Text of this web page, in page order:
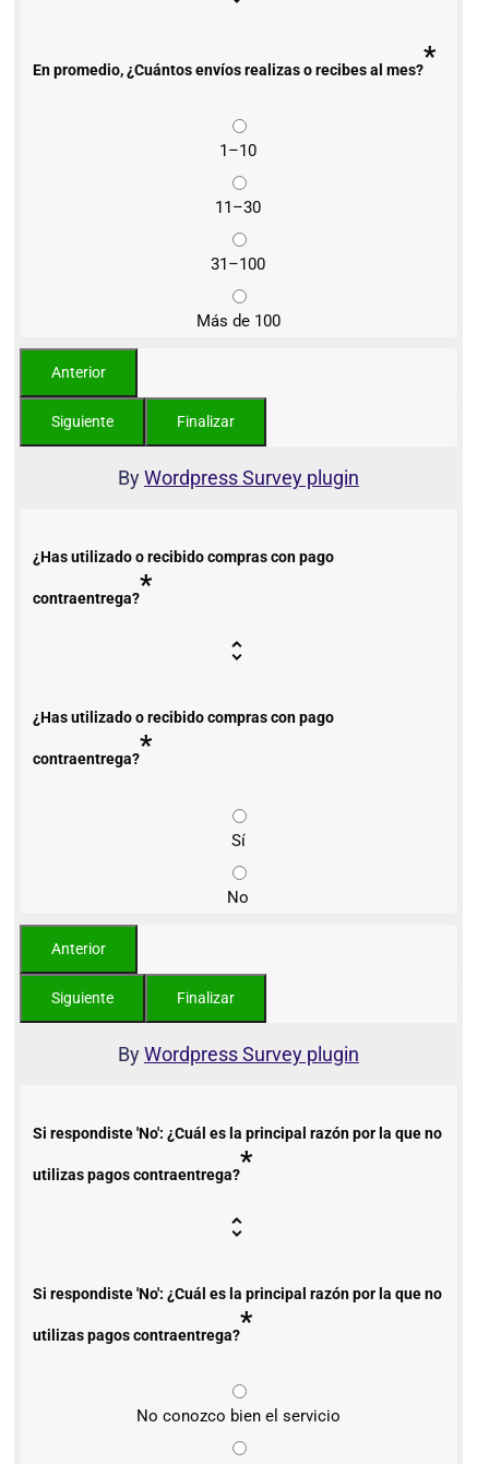
En promedio, ¿Cuántos envíos realizas o recibes al mes?*
1–10
11–30
31–100
Más de 100
ByWordpress Survey plugin
¿Has utilizado o recibido compras con pago
contraentrega?*
¿Has utilizado o recibido compras con pago
contraentrega?*
Sí
No
ByWordpress Survey plugin
Si respondiste 'No': ¿Cuál es la principal razón por la que no
utilizas pagos contraentrega?*
Si respondiste 'No': ¿Cuál es la principal razón por la que no
utilizas pagos contraentrega?*
No conozco bien el servicio